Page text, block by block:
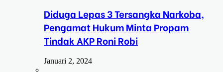
Diduga Lepas 3 Tersangka Narkoba,
Pengamat Hukum Minta Propam
Tindak AKP Roni Robi
Januari 2, 2024